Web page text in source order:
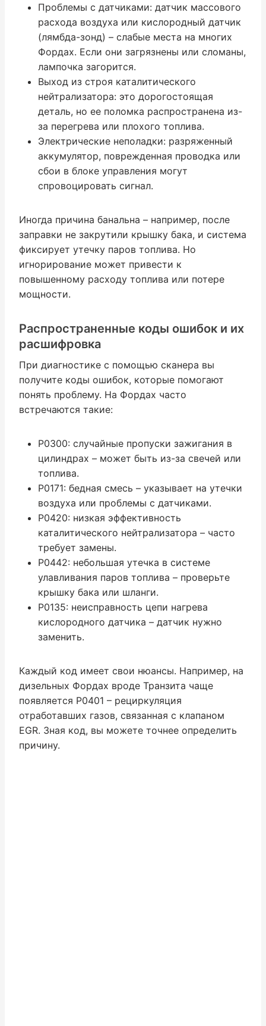
Проблемы с датчиками: датчик массового
расхода воздуха или кислородный датчик
(лямбда-зонд) – слабые места на многих
Фордах. Если они загрязнены или сломаны,
лампочка загорится.
Выход из строя каталитического
нейтрализатора: это дорогостоящая
деталь, но ее поломка распространена из-
за перегрева или плохого топлива.
Электрические неполадки: разряженный
аккумулятор, поврежденная проводка или
сбои в блоке управления могут
спровоцировать сигнал.
Иногда причина банальна – например, после
заправки не закрутили крышку бака, и система
фиксирует утечку паров топлива. Но
игнорирование может привести к
повышенному расходу топлива или потере
мощности.
Распространенные коды ошибок и их
расшифровка
При диагностике с помощью сканера вы
получите коды ошибок, которые помогают
понять проблему. На Фордах часто
встречаются такие:
P0300: случайные пропуски зажигания в
цилиндрах – может быть из-за свечей или
топлива.
P0171: бедная смесь – указывает на утечки
воздуха или проблемы с датчиками.
P0420: низкая эффективность
каталитического нейтрализатора – часто
требует замены.
P0442: небольшая утечка в системе
улавливания паров топлива – проверьте
крышку бака или шланги.
P0135: неисправность цепи нагрева
кислородного датчика – датчик нужно
заменить.
Каждый код имеет свои нюансы. Например, на
дизельных Фордах вроде Транзита чаще
появляется P0401 – рециркуляция
отработавших газов, связанная с клапаном
EGR. Зная код, вы можете точнее определить
причину.